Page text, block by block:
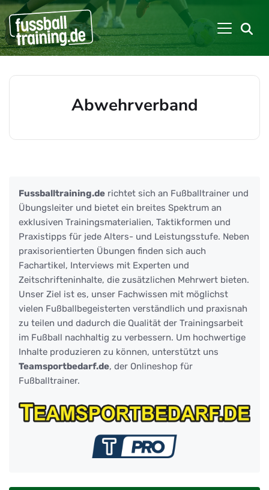
Abwehrverband
Fussballtraining.de richtet sich an Fußballtrainer und
Übungsleiter und bietet ein breites Spektrum an
exklusiven Trainingsmaterialien, Taktikformen und
Praxistipps für jede Alters- und Leistungsstufe. Neben
praxisorientierten Übungen finden sich auch
Fachartikel, Interviews mit Experten und
Zeitschrifteninhalte, die zusätzlichen Mehrwert bieten.
Unser Ziel ist es, unser Fachwissen mit möglichst
vielen Fußballbegeisterten verständlich und praxisnah
zu teilen und dadurch die Qualität der Trainingsarbeit
im Fußball nachhaltig zu verbessern. Um hochwertige
Inhalte produzieren zu können, unterstützt uns
Teamsportbedarf.de, der Onlineshop für
Fußballtrainer.